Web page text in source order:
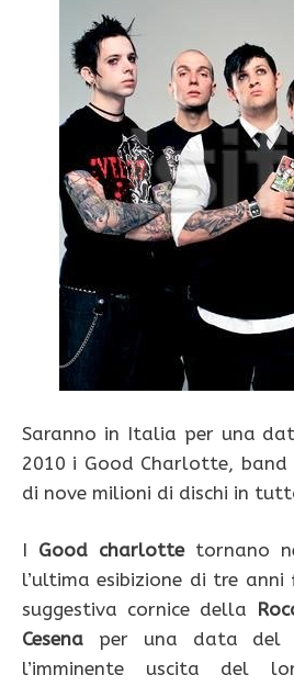
Saranno in Italia per una
2010 i Good Charlotte,
di nove milioni di dischi in
I Good charlottetornano
l’ultima esibizione di tre
suggestiva cornice della
Cesena per una data del
l’imminente uscita del